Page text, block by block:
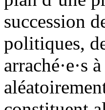
succession
politiques,
arraché·e·s